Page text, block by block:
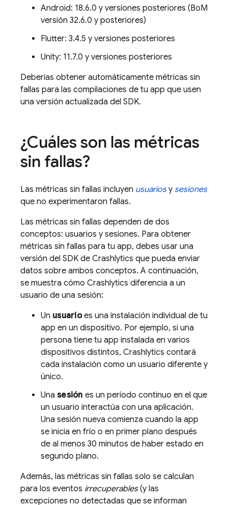
Android: 18.6.0 y versiones posteriores (BoM
versión 32.6.0 y posteriores)
Flutter: 3.4.5 y versiones posteriores
Unity: 11.7.0 y versiones posteriores
Deberías obtener automáticamente métricas sin
fallas para las compilaciones de tu app que usen
una versión actualizada del SDK.
¿Cuáles son las métricas
sin fallas?
Las métricas sin fallas incluyen usuariosy sesiones
que no experimentaron fallas.
Las métricas sin fallas dependen de dos
conceptos: usuarios y sesiones. Para obtener
métricas sin fallas para tu app, debes usar una
versión del SDK de Crashlytics que pueda enviar
datos sobre ambos conceptos. A continuación,
se muestra cómo Crashlytics diferencia a un
usuario de una sesión:
Un usuarioes una instalación individual de tu
app en un dispositivo. Por ejemplo, si una
persona tiene tu app instalada en varios
dispositivos distintos, Crashlytics contará
cada instalación como un usuario diferente y
único.
Una sesión es un período continuo en el que
un usuario interactúa con una aplicación.
Una sesión nueva comienza cuando la app
se inicia en frío o en primer plano después
de al menos 30 minutos de haber estado en
segundo plano.
Además, las métricas sin fallas solo se calculan
para los eventos irrecuperables(y las
excepciones no detectadas que se informan